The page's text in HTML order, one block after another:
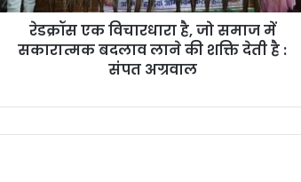
रेडक्रॉस एक विचारधारा है, जो समाज में
सकारात्मक बदलाव लाने की शक्ति देती है :
संपत अग्रवाल